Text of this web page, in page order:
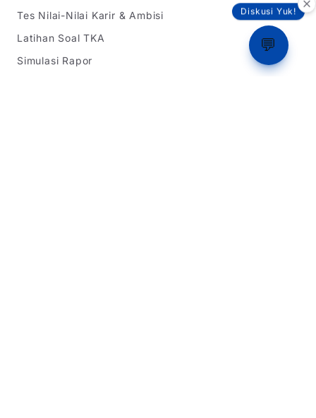
Diskusi Yuk!
💬
Tes Nilai-Nilai Karir & Ambisi
Latihan Soal TKA
Simulasi Rapor